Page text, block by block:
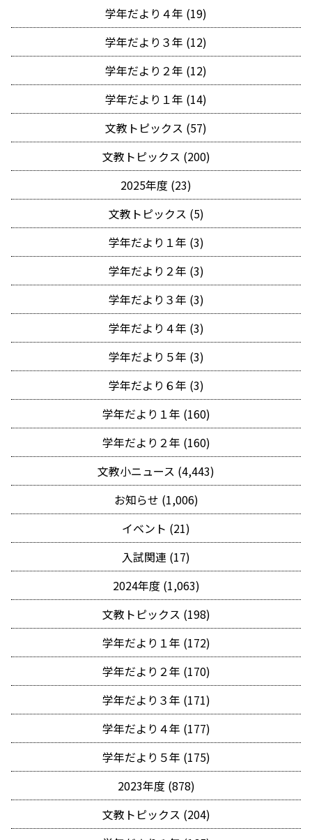
学年だより４年 (19)
学年だより３年 (12)
学年だより２年 (12)
学年だより１年 (14)
文教トピックス (57)
文教トピックス (200)
2025年度 (23)
文教トピックス (5)
学年だより１年 (3)
学年だより２年 (3)
学年だより３年 (3)
学年だより４年 (3)
学年だより５年 (3)
学年だより６年 (3)
学年だより１年 (160)
学年だより２年 (160)
文教小ニュース (4,443)
お知らせ (1,006)
イベント (21)
入試関連 (17)
2024年度 (1,063)
文教トピックス (198)
学年だより１年 (172)
学年だより２年 (170)
学年だより３年 (171)
学年だより４年 (177)
学年だより５年 (175)
2023年度 (878)
文教トピックス (204)